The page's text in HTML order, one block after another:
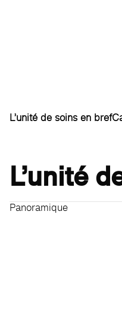
L’unité de soins en bref
L’unité
Panoramique